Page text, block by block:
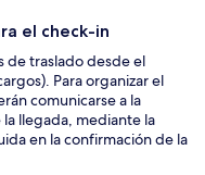
el check-in
de traslado desde el
Para organizar el
comunicarse a la
llegada, mediante la
en la confirmación de la